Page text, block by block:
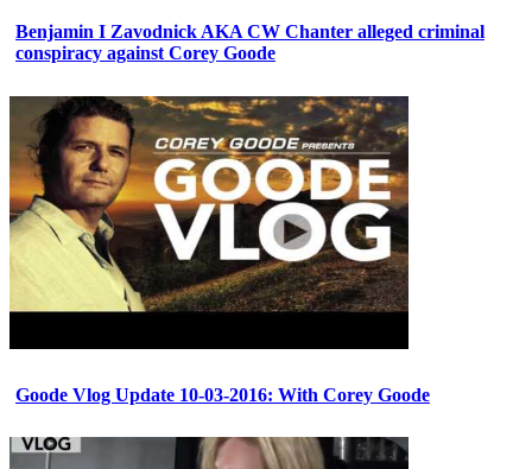
Benjamin I Zavodnick AKA CW Chanter alleged criminal
conspiracy against Corey Goode
Goode Vlog Update 10-03-2016: With Corey Goode